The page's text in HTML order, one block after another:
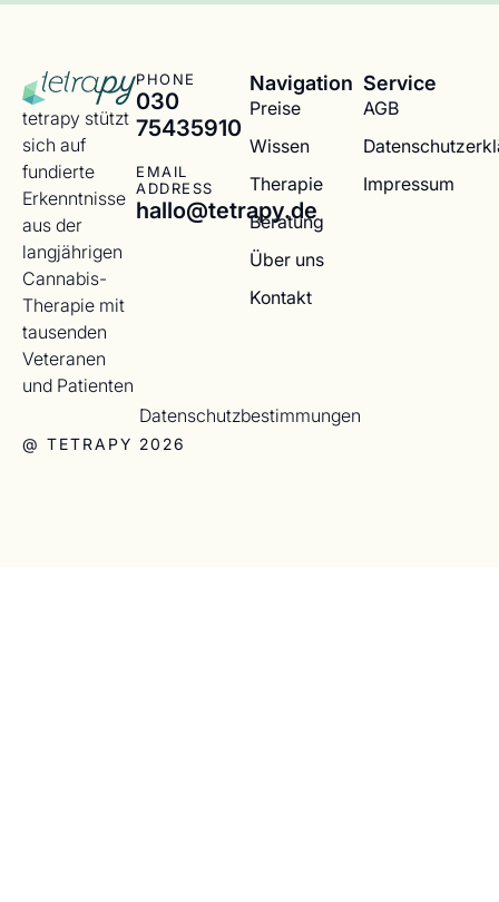
tetrapy stützt
sich auf
fundierte
Erkenntnisse
aus der
langjährigen
Cannabis-
Therapie mit
tausenden
Veteranen
und Patienten
PHONE
030
75435910
EMAIL
ADDRESS
hallo@tetrapy.de
Navigation
Preise
Wissen
Therapie
Beratung
Über uns
Kontakt
Service
AGB
Impressum
@ TETRAPY 2026
Datenschutzbestimmungen